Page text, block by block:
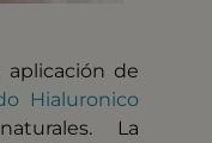
de
Hialuronico
La